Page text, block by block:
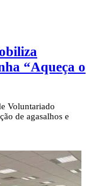
“Aqueça o
Voluntariado
de agasalhos e